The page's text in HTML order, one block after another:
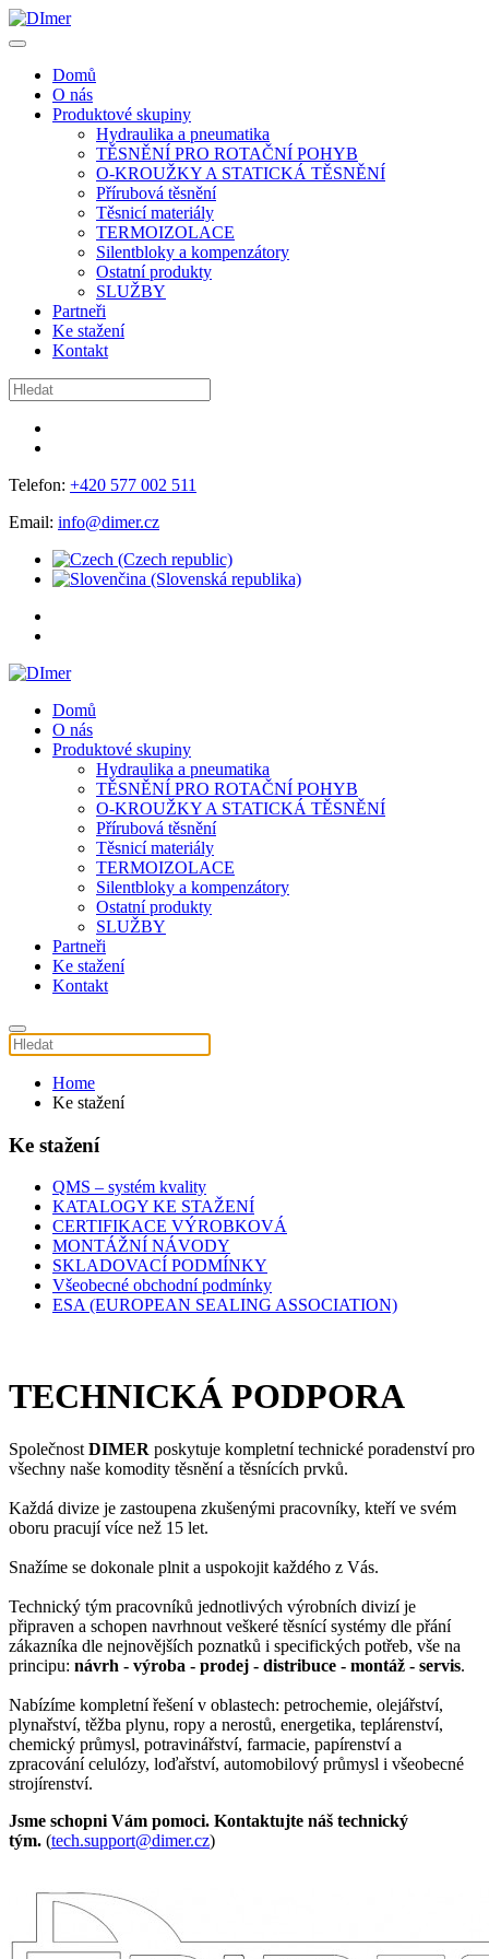
Domů
O nás
Produktové skupiny
Hydraulika a pneumatika
TĚSNĚNÍ PRO ROTAČNÍ POHYB
O-KROUŽKY A STATICKÁ TĚSNĚNÍ
Přírubová těsnění
Těsnicí materiály
TERMOIZOLACE
Silentbloky a kompenzátory
Ostatní produkty
SLUŽBY
Partneři
Ke stažení
Kontakt
Telefon: +420 577 002 511
Email: info@dimer.cz
Domů
O nás
Produktové skupiny
Hydraulika a pneumatika
TĚSNĚNÍ PRO ROTAČNÍ POHYB
O-KROUŽKY A STATICKÁ TĚSNĚNÍ
Přírubová těsnění
Těsnicí materiály
TERMOIZOLACE
Silentbloky a kompenzátory
Ostatní produkty
SLUŽBY
Partneři
Ke stažení
Kontakt
Home
Ke stažení
Ke stažení
QMS – systém kvality
KATALOGY KE STAŽENÍ
CERTIFIKACE VÝROBKOVÁ
MONTÁŽNÍ NÁVODY
SKLADOVACÍ PODMÍNKY
Všeobecné obchodní podmínky
ESA (EUROPEAN SEALING ASSOCIATION)
TECHNICKÁ PODPORA
Společnost DIMER poskytuje kompletní technické poradenství pro
všechny naše komodity těsnění a těsnících prvků.
Každá divize je zastoupena zkušenými pracovníky, kteří ve svém
oboru pracují více než 15 let.
Snažíme se dokonale plnit a uspokojit každého z Vás.
Technický tým pracovníků jednotlivých výrobních divizí je
připraven a schopen navrhnout veškeré těsnící systémy dle přání
zákazníka dle nejnovějších poznatků i specifických potřeb, vše na
principu: návrh - výroba - prodej - distribuce - montáž - servis.
Nabízíme kompletní řešení v oblastech: petrochemie, olejářství,
plynařství, těžba plynu, ropy a nerostů, energetika, teplárenství,
chemický průmysl, potravinářství, farmacie, papírenství a
zpracování celulózy, loďařství, automobilový průmysl i všeobecné
strojírenství.
Jsme schopni Vám pomoci. Kontaktujte náš technický
tým. (tech.support@dimer.cz)